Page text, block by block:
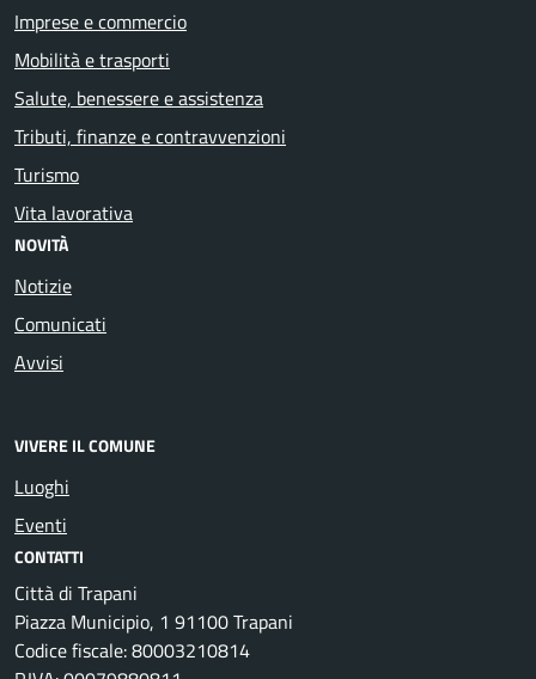
Imprese e commercio
Mobilità e trasporti
Salute, benessere e assistenza
Tributi, finanze e contravvenzioni
Turismo
Vita lavorativa
NOVITÀ
Notizie
Comunicati
Avvisi
VIVERE IL COMUNE
Luoghi
Eventi
CONTATTI
Città di Trapani
Piazza Municipio, 1 91100 Trapani
Codice fiscale: 80003210814